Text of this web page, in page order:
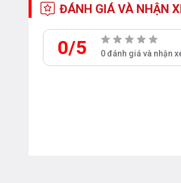
ĐÁNH GIÁ VÀ NHẬN
0/5 0 đánh giá và nhận